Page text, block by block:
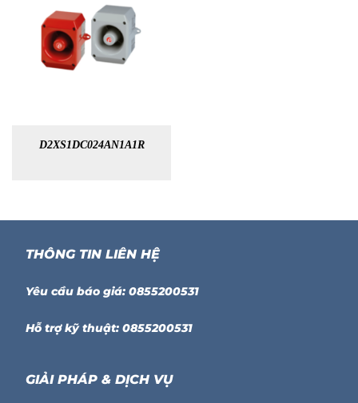
D2XS1DC024AN1A1R
THÔNG TIN LIÊN HỆ
Yêu cầu báo giá: 0855200531
Hỗ trợ kỹ thuật: 0855200531
GIẢI PHÁP & DỊCH VỤ